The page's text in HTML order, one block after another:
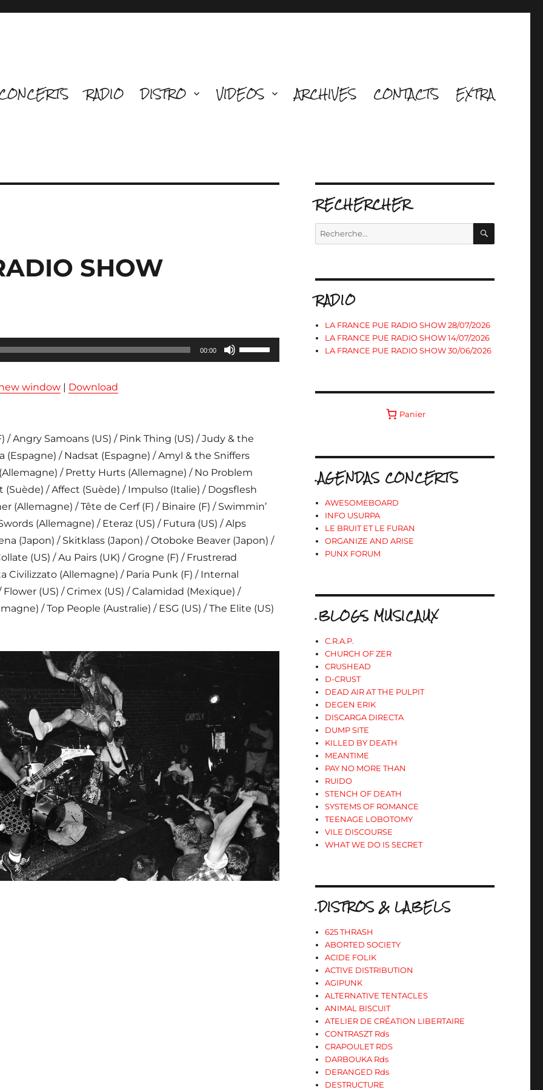
RADIO DISTRO VIDEOS ARCHIVES CONTACTS EXTRA
SHOW
00:00
Utilisez
les
window| Download
/ Angry Samoans (US) / Pink Thing (US) / Judy & the
(Espagne) / Nadsat (Espagne) / Amyl & the Sniffers
/ Pretty Hurts (Allemagne) / No Problem
(Suède) / Affect (Suède) / Impulso (Italie) / Dogsflesh
(Allemagne) / Tête de Cerf (F) / Binaire (F) / Swimmin’
(Allemagne) / Eteraz (US) / Futura (US) / Alps
(Japon) / Skitklass (Japon) / Otoboke Beaver (Japon) /
(US) / Au Pairs (UK) / Grogne (F) / Frustrerad
Civilizzato (Allemagne) / Paria Punk (F) / Internal
(US) / Crimex (US) / Calamidad (Mexique) /
/ Top People (Australie) / ESG (US) / The Elite (US)
RECHERCHER
Recherche
RADIO
LA FRANCE PUE RADIO SHOW 28/07/2026
LA FRANCE PUE RADIO SHOW 14/07/2026
LA FRANCE PUE RADIO SHOW 30/06/2026
Panier
.AGENDAS CONCERTS
AWESOMEBOARD
INFO USURPA
LE BRUIT ET LE FURAN
ORGANIZE AND ARISE
PUNX FORUM
.BLOGS MUSICAUX
C.R.A.P.
CHURCH OF ZER
CRUSHEAD
D-CRUST
DEAD AIR AT THE PULPIT
DEGEN ERIK
DISCARGA DIRECTA
DUMP SITE
KILLED BY DEATH
MEANTIME
PAY NO MORE THAN
RUIDO
STENCH OF DEATH
SYSTEMS OF ROMANCE
TEENAGE LOBOTOMY
VILE DISCOURSE
WHAT WE DO IS SECRET
.DISTROS & LABELS
625 THRASH
ABORTED SOCIETY
ACIDE FOLIK
ACTIVE DISTRIBUTION
AGIPUNK
ALTERNATIVE TENTACLES
ANIMAL BISCUIT
ATELIER DE CRÉATION LIBERTAIRE
CONTRASZT Rds
CRAPOULET RDS
DARBOUKA Rds
DERANGED Rds
DESTRUCTURE